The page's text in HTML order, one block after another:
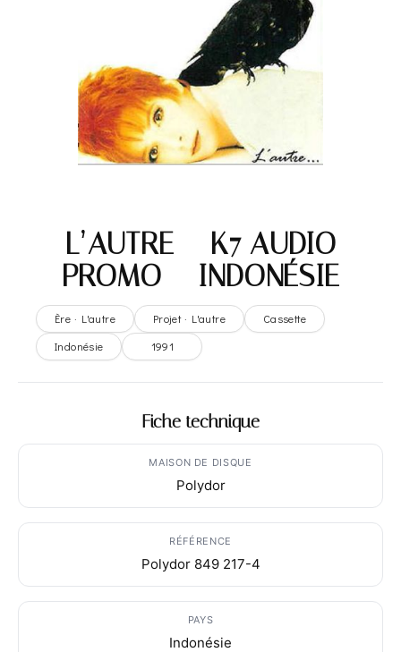
L’AUTRE – K7 AUDIO
PROMO – INDONÉSIE
Ère · L'autre Projet · L'autre
Cassette
Indonésie
1991
Fiche technique
MAISON DE DISQUE
Polydor
RÉFÉRENCE
Polydor 849 217-4
PAYS
Indonésie